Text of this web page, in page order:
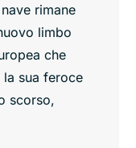
rimane
limbo
che
sua feroce
scorso,